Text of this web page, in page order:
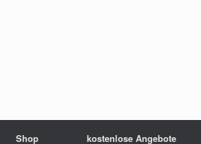
Shop kostenlose Angebote